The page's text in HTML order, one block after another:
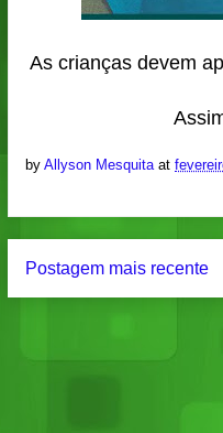
As crianças devem
by Allyson Mesquita at
Postagem mais recente